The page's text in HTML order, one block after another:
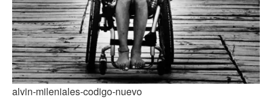
alvin-mileniales-codigo-nuevo